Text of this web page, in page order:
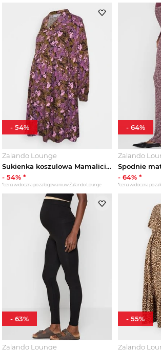
Zalando Lounge
Sukienka koszulowa Mamalicious brązowy
- 54% *
*cena widoczna po zalogowaniu w Zalando Lounge
- 54%
Zalando
- 64% *
*cena widoczna po
- 64%
Zalando Lounge
- 63%
Zalando
- 55%